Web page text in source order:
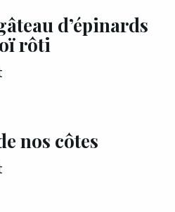
d’épinards
rôti
nos côtes